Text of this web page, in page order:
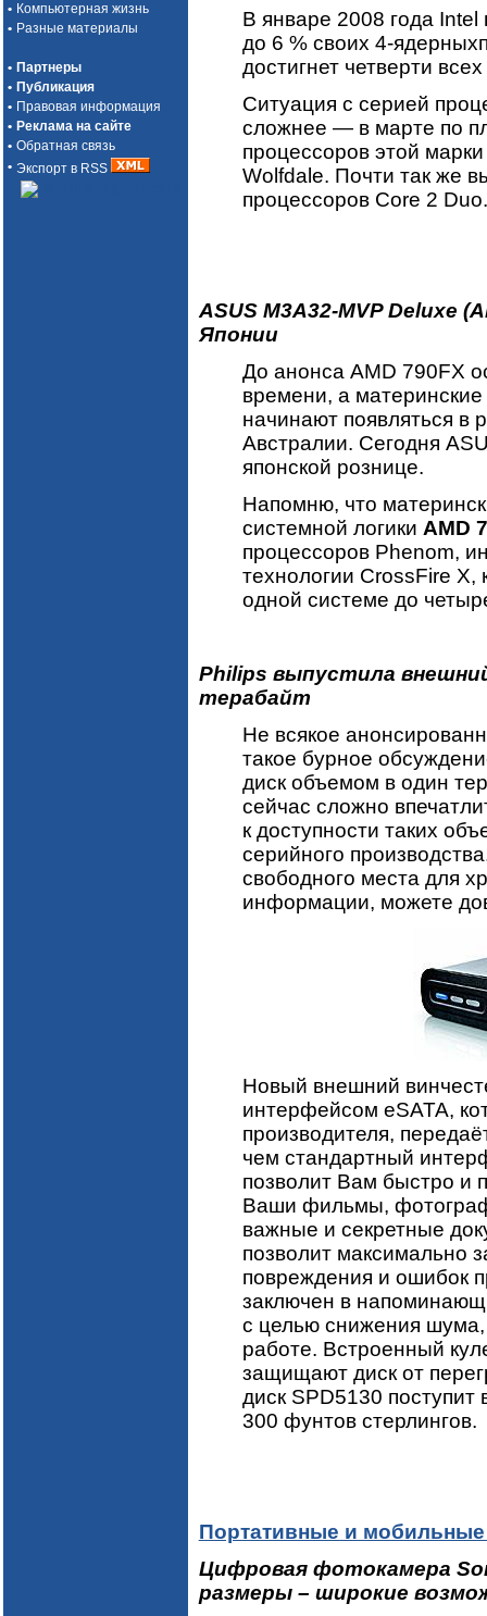
• Компьютерная жизнь
• Разные материалы
• Партнеры
• Публикация
• Правовая информация
• Реклама на сайте
• Обратная связь
• Экспорт в RSS
В январе 2008 года
до 6 % своих 4-
достигнет четверти
Ситуация с серией
сложнее — в марте по
процессоров этой
Wolfdale. Почти так же
процессоров Core 2 Duo.
ASUS M3A32-MVP Deluxe
Японии
До анонса AMD 790FX
времени, а
начинают появляться в
Австралии. Сегодня
японской рознице.
Напомню, что
системной логики AMD
процессоров Phenom,
технологии CrossFire X,
одной системе до
Philips выпустила
терабайт
Не всякое
такое бурное
диск объемом в один
сейчас сложно
к доступности таких
серийного
свободного места для
информации, можете
Новый внешний
интерфейсом eSATA,
производителя,
чем стандартный
позволит Вам быстро и
Ваши фильмы,
важные и секретные
позволит максимально
повреждения и ошибок
заключен в
с целью снижения шума,
работе. Встроенный
защищают диск от
диск SPD5130
300 фунтов стерлингов.
Портативные и мобильные
Цифровая фотокамера
размеры – широкие